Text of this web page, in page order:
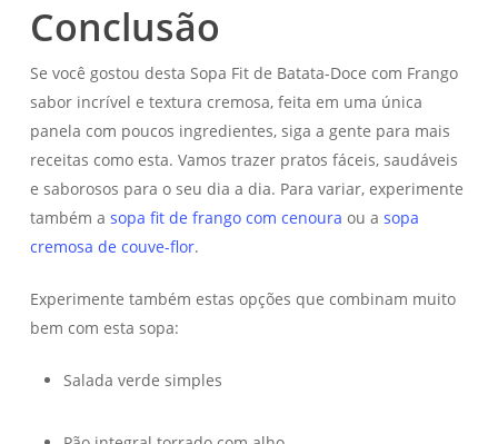
Conclusão
Se você gostou desta Sopa Fit de Batata-Doce com Frango
sabor incrível e textura cremosa, feita em uma única
panela com poucos ingredientes, siga a gente para mais
receitas como esta. Vamos trazer pratos fáceis, saudáveis
e saborosos para o seu dia a dia. Para variar, experimente
também a sopa fit de frango com cenoura ou a sopa
cremosa de couve-flor.
Experimente também estas opções que combinam muito
bem com esta sopa:
Salada verde simples